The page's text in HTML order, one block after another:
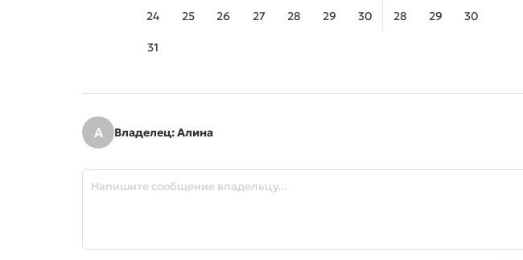
24 25 26 27 28 29 30
31
28 29 30
А Владелец: Алина